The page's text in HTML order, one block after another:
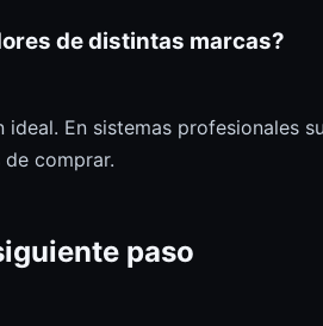
de distintas marcas?
En sistemas profesionales
comprar.
paso